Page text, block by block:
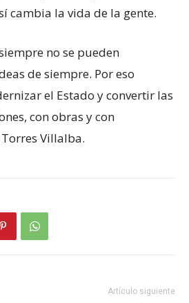
cambia la vida de la gente.
no se pueden
de siempre. Por eso
el Estado y convertir las
con obras y con
Villalba.
Artículo siguiente